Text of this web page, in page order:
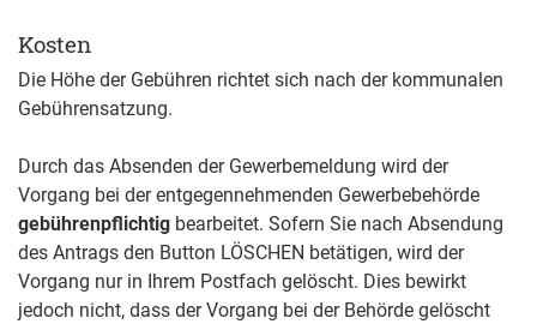
Kosten
Die Höhe der Gebühren richtet sich nach der kommunalen
Gebührensatzung.
Durch das Absenden der Gewerbemeldung wird der
Vorgang bei der entgegennehmenden Gewerbebehörde
gebührenpflichtig bearbeitet. Sofern Sie nach Absendung
des Antrags den Button LÖSCHEN betätigen, wird der
Vorgang nur in Ihrem Postfach gelöscht. Dies bewirkt
jedoch nicht, dass der Vorgang bei der Behörde gelöscht